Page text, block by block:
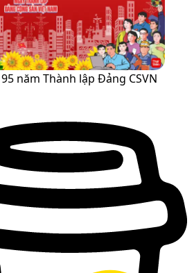
năm Thành lập Đảng CSVN